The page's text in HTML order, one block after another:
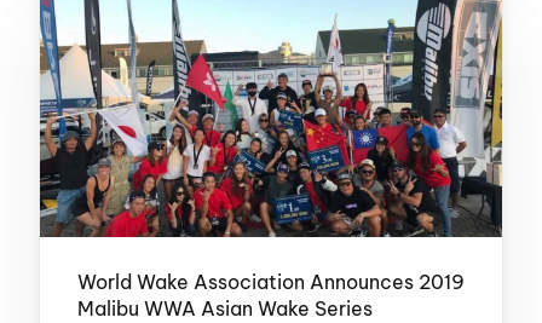
World Wake Association Announces 2019
Malibu WWA Asian Wake Series